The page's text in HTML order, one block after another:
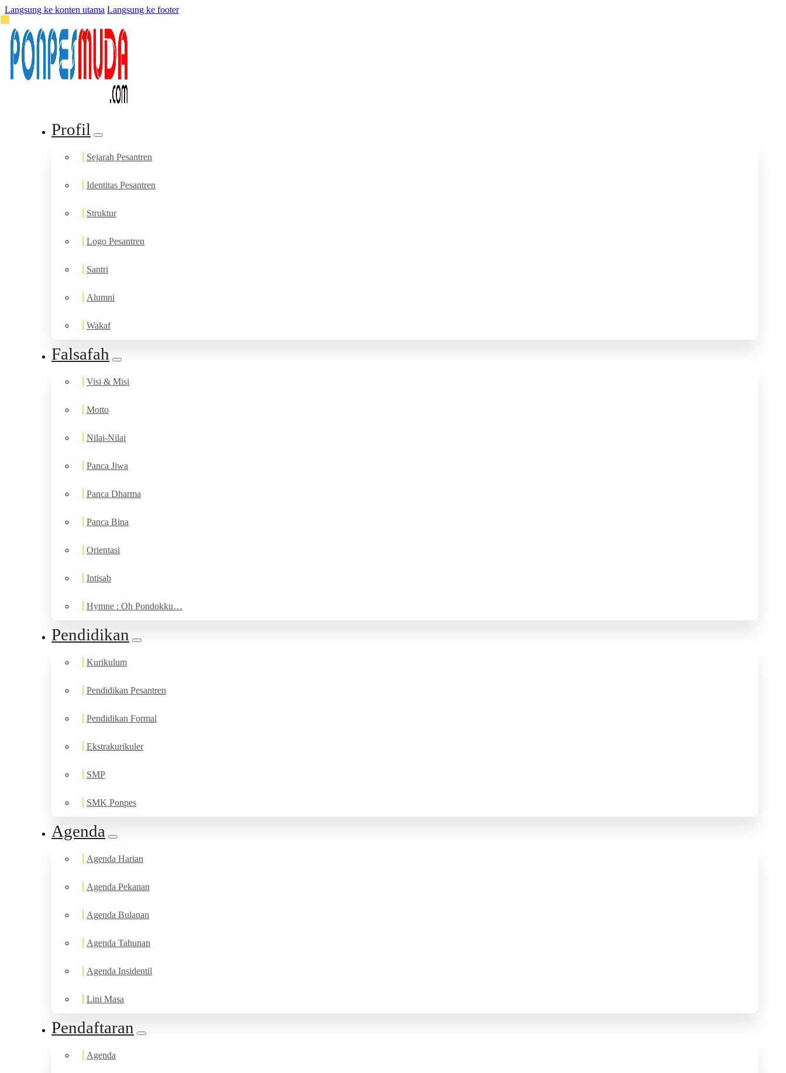
Langsung ke konten utama Langsung ke footer
Profil
Sejarah Pesantren
Identitas Pesantren
Struktur
Logo Pesantren
Santri
Alumni
Wakaf
Falsafah
Visi & Misi
Motto
Nilai-Nilai
Panca Jiwa
Panca Dharma
Panca Bina
Orientasi
Intisab
Hymne : Oh Pondokku…
Pendidikan
Kurikulum
Pendidikan Pesantren
Pendidikan Formal
Ekstrakurikuler
SMP
SMK Ponpes
Agenda
Agenda Harian
Agenda Pekanan
Agenda Bulanan
Agenda Tahunan
Agenda Insidentil
Lini Masa
Pendaftaran
Agenda